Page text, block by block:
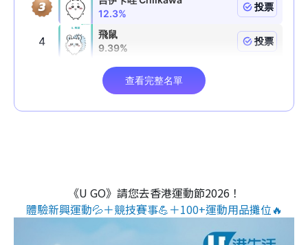
《U GO》請您去香港運動節2026！
體驗新興運動💦＋競技賽事💪＋100+運動用品攤位🔥